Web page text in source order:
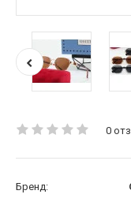
0
Бренд: